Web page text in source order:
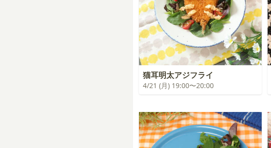
猫耳明太アジフライ
4/21 (月) 19:00〜20:00